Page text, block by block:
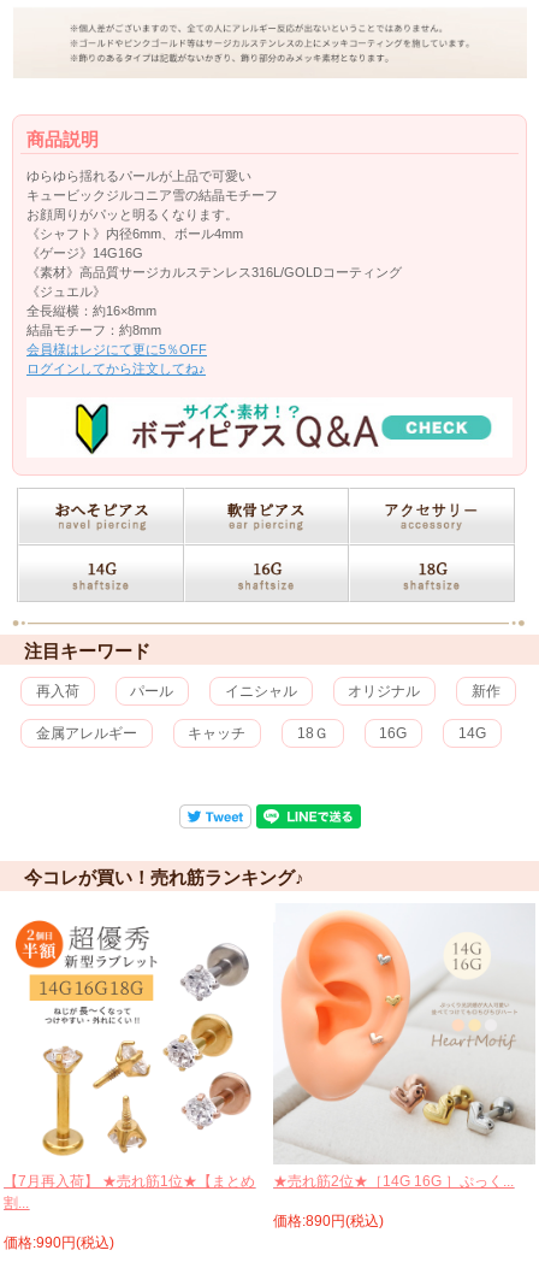
商品説明
ゆらゆら揺れるパールが上品で可愛い
キュービックジルコニア雪の結晶モチーフ
お顔周りがパッと明るくなります。
《シャフト》内径6mm、ボール4mm
《ゲージ》14G16G
《素材》高品質サージカルステンレス316L/GOLDコーティング
《ジュエル》
全長縦横：約16×8mm
結晶モチーフ：約8mm
会員様はレジにて更に5％OFF
ログインしてから注文してね♪
注目キーワード
再入荷 パール イニシャル オリジナル 新作
金属アレルギー キャッチ 18Ｇ 16G 14G
今コレが買い！売れ筋ランキング♪
【7月再入荷】 ★売れ筋1位★【まとめ
割...
価格:990円(税込)
★売れ筋2位★［14G 16G ］ぷっく...
価格:890円(税込)